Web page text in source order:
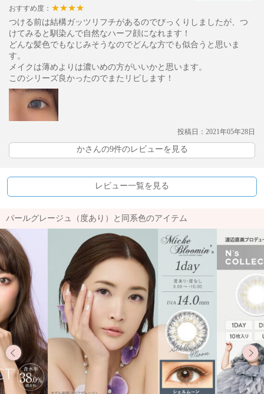
おすすめ度： ★★★★
つける前は結構ガッツリフチがあるのでびっくりしましたが、つ
けてみると馴染んで自然なハーフ顔になれます！
どんな髪色でもなじみそうなのでどんな方でも似合うと思いま
す。
メイクは薄めよりは濃いめの方がいいかと思います。
このシリーズ良かったのでまたリピします！
投稿日：2021年05年28日
かさんの9件のレビューを見る
レビュー一覧を見る
パールグレージュ（度あり）と同系色のアイテム